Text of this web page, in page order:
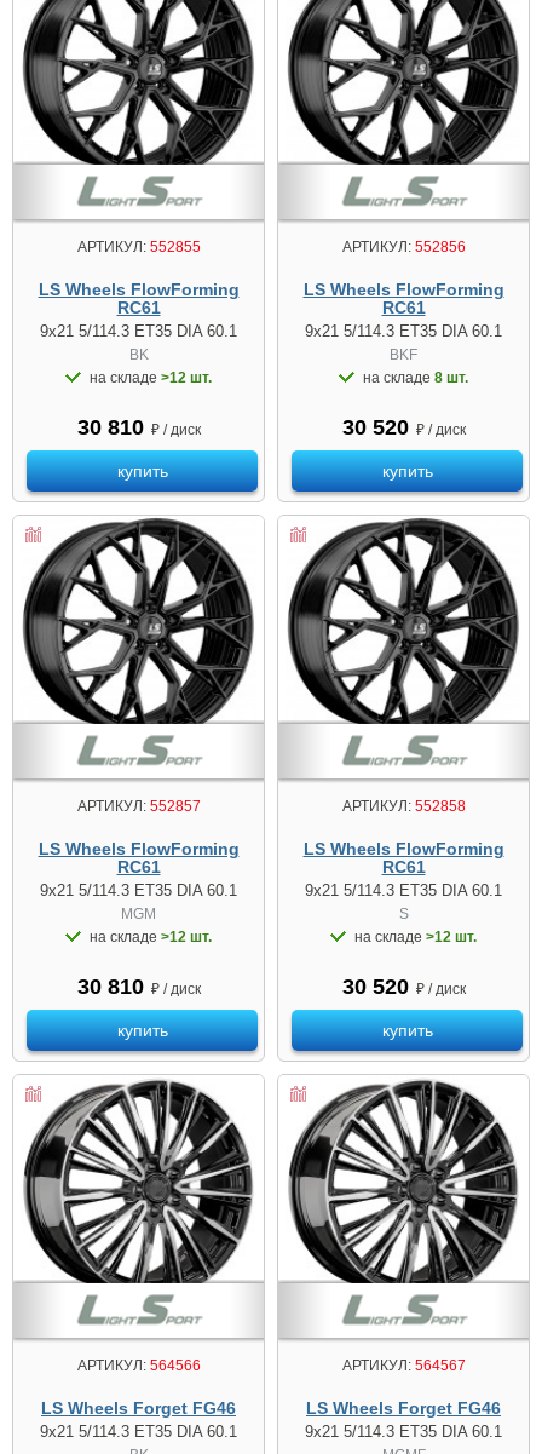
АРТИКУЛ:552855
LS Wheels FlowForming
RC61
9x21 5/114.3 ET35 DIA 60.1
BK
на складе >12 шт.
30 810 ₽ / диск
купить
АРТИКУЛ:552856
LS Wheels FlowForming
RC61
9x21 5/114.3 ET35 DIA 60.1
BKF
на складе 8 шт.
30 520 ₽ / диск
купить
АРТИКУЛ:552857
LS Wheels FlowForming
RC61
9x21 5/114.3 ET35 DIA 60.1
MGM
на складе >12 шт.
30 810 ₽ / диск
купить
АРТИКУЛ:552858
LS Wheels FlowForming
RC61
9x21 5/114.3 ET35 DIA 60.1
S
на складе >12 шт.
30 520 ₽ / диск
купить
АРТИКУЛ:564566
LS Wheels Forget FG46
9x21 5/114.3 ET35 DIA 60.1
АРТИКУЛ:564567
LS Wheels Forget FG46
9x21 5/114.3 ET35 DIA 60.1